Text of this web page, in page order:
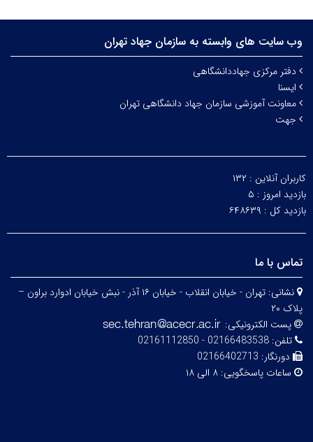
وب سایت های وابسته به سازمان جهاد تهران
دفتر مرکزی جهاددانشگاهی
ایسنا
معاونت آموزشی سازمان جهاد دانشگاهی تهران
جهت
کاربران آنلاین : ۱۳۲
بازدید امروز : ۵
بازدید کل : ۶۴۸۶۳۹
تماس با ما
نشانی:
تهران - خیابان انقلاب - خیابان ۱۶ آذر - نبش خیابان ادوارد براون –
پلاک ۲۰
پست الکترونیکی:
تلفن: 02166483538 - 02161112850
دورنگار: 02166402713
ساعات پاسخگویی: ۸ الی ۱۸